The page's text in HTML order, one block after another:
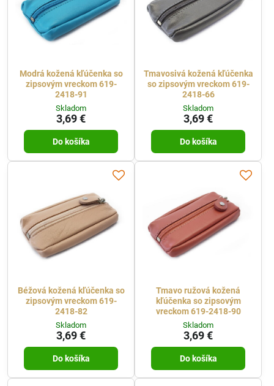
Modrá kožená kľúčenka so
zipsovým vreckom 619-
2418-91
Skladom
3,69 €
Do košíka
Tmavosivá kožená kľúčenka
so zipsovým vreckom 619-
2418-66
Skladom
3,69 €
Do košíka
Béžová kožená kľúčenka so
zipsovým vreckom 619-
2418-82
Skladom
3,69 €
Do košíka
Tmavo ružová kožená
kľúčenka so zipsovým
vreckom 619-2418-90
Skladom
3,69 €
Do košíka